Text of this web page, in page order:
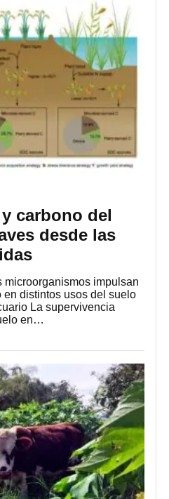
carbono del
desde las
microorganismos impulsan
en distintos usos del suelo
La supervivencia
en…